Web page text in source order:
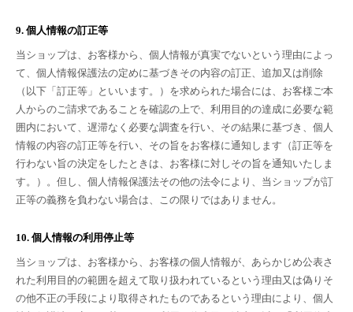
9. 個人情報の訂正等
当ショップは、お客様から、個人情報が真実でないという理由によっ
て、個人情報保護法の定めに基づきその内容の訂正、追加又は削除
（以下「訂正等」といいます。）を求められた場合には、お客様ご本
人からのご請求であることを確認の上で、利用目的の達成に必要な範
囲内において、遅滞なく必要な調査を行い、その結果に基づき、個人
情報の内容の訂正等を行い、その旨をお客様に通知します（訂正等を
行わない旨の決定をしたときは、お客様に対しその旨を通知いたしま
す。）。但し、個人情報保護法その他の法令により、当ショップが訂
正等の義務を負わない場合は、この限りではありません。
10. 個人情報の利用停止等
当ショップは、お客様から、お客様の個人情報が、あらかじめ公表さ
れた利用目的の範囲を超えて取り扱われているという理由又は偽りそ
の他不正の手段により取得されたものであるという理由により、個人